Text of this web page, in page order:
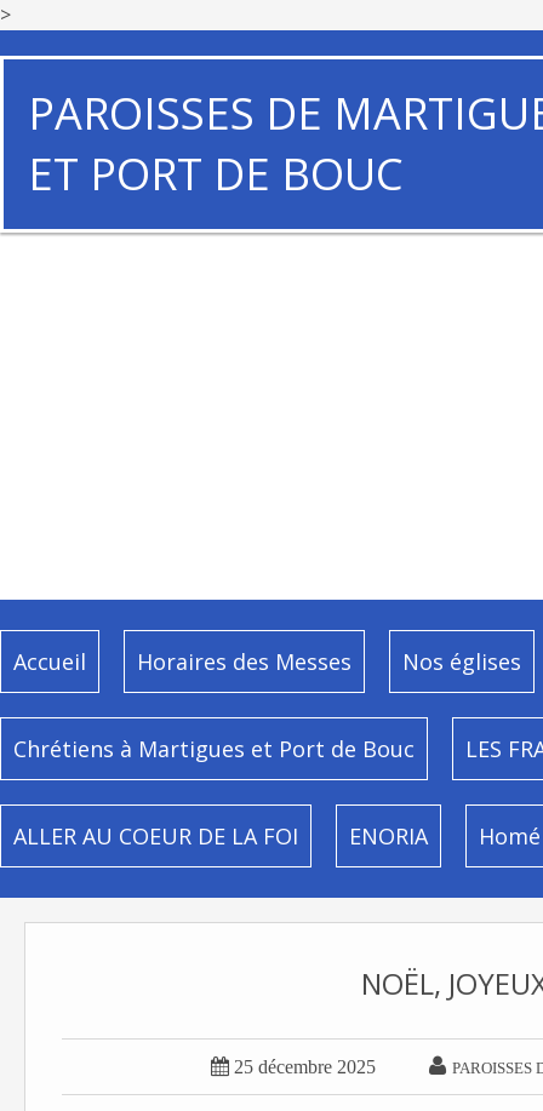
>
PAROISSES DE
ET PORT DE BOUC
Accueil Horaires des Messes Nos églises
Chrétiens à Martigues et Port de Bouc LES
ALLER AU COEUR DE LA FOI ENORIA
NOËL,
 25 décembre 2025  PAROISSES